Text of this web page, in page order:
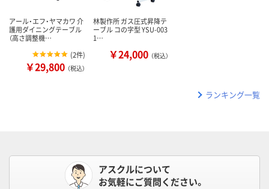
アール・エフ・ヤマカワ 介
護用ダイニングテーブル
（高さ調整機…
(2件)
￥29,800 （税込）
林製作所 ガス圧式昇降テ
ーブル コの字型 YSU-003
1…
￥24,000 （税込）
ランキング一覧
アスクルについて
お気軽にご質問ください。